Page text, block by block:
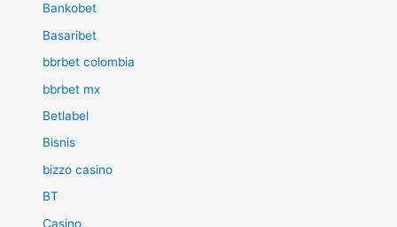
Bankobet
Basaribet
bbrbet colombia
bbrbet mx
Betlabel
Bisnis
bizzo casino
BT
Casino